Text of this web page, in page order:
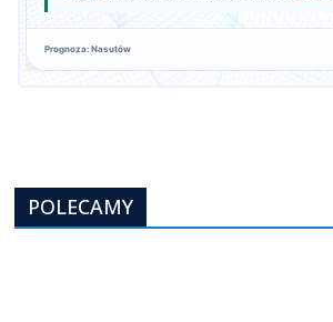
Prognoza: Nasutów
POLECAMY